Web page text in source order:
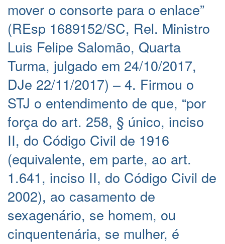
mover o consorte para o enlace”
(REsp 1689152/SC, Rel. Ministro
Luis Felipe Salomão, Quarta
Turma, julgado em 24/10/2017,
DJe 22/11/2017) – 4. Firmou o
STJ o entendimento de que, “por
força do art. 258, § único, inciso
II, do Código Civil de 1916
(equivalente, em parte, ao art.
1.641, inciso II, do Código Civil de
2002), ao casamento de
sexagenário, se homem, ou
cinquentenária, se mulher, é